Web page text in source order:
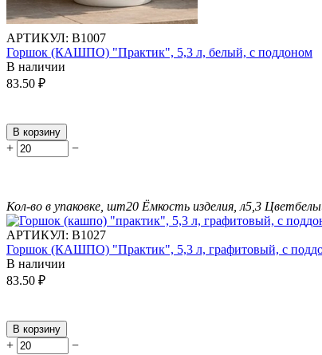
АРТИКУЛ: В1007
Горшок (КАШПО) "Практик", 5,3 л, белый, с поддоном
В наличии
83.50 ₽
В корзину
+ −
Кол-во в упаковке, шт20 Ёмкость изделия, л5,3 Цвет
АРТИКУЛ: В1027
Горшок (КАШПО) "Практик", 5,3 л, графитовый, с
В наличии
83.50 ₽
В корзину
+ −